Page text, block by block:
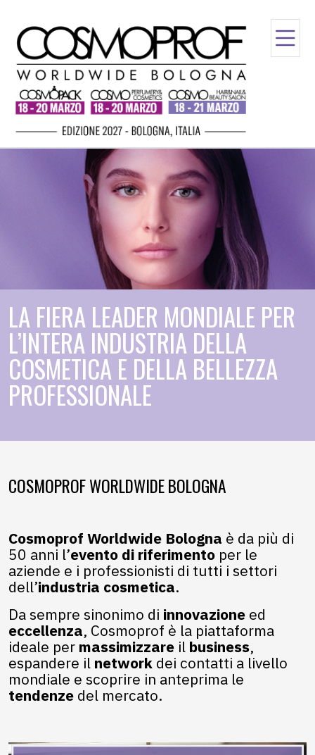
LA FIERA LEADER MONDIALE PER
L’INTERA INDUSTRIA DELLA
COSMETICA E DELLA BELLEZZA
PROFESSIONALE
COSMOPROF WORLDWIDE BOLOGNA
Cosmoprof Worldwide Bologna è da più di
50 anni l’evento di riferimento per le
aziende e i professionisti di tutti i settori
dell’industria cosmetica.
Da sempre sinonimo di innovazione ed
eccellenza, Cosmoprof è la piattaforma
ideale per massimizzare il business,
espandere il network dei contatti a livello
mondiale e scoprire in anteprima le
tendenze del mercato.